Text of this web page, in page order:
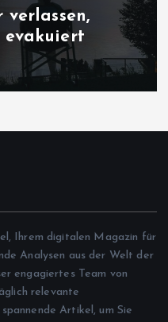
verlassen,
evakuiert
Ihrem digitalen Magazin für
Analysen aus der Welt der
engagiertes Team von
relevante
Artikel, um Sie